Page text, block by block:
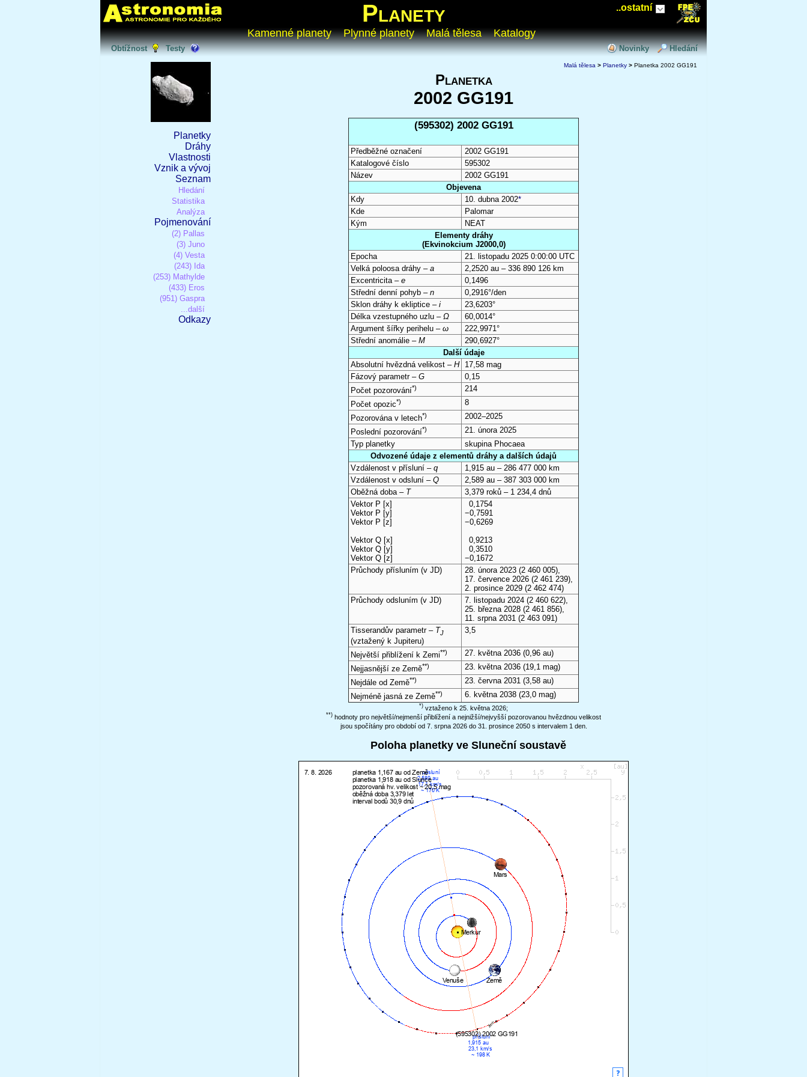
..ostatní
Planety
Kamenné planety Plynné planety Malá tělesa Katalogy
Obtížnost Testy Novinky Hledání
Planetky
Dráhy
Vlastnosti
Vznik a vývoj
Seznam
Hledání
Statistika
Analýza
Pojmenování
(2) Pallas
(3) Juno
(4) Vesta
(243) Ida
(253) Mathylde
(433) Eros
(951) Gaspra
...další
Odkazy
Malá tělesa > Planetky > Planetka 2002 GG191
Planetka
2002 GG191
(595302) 2002 GG191
Předběžné označení
2002 GG191
Katalogové číslo
595302
Název
2002 GG191
Objevena
Kdy
10. dubna 2002*
Kde
Palomar
Kým
NEAT
Elementy dráhy
(Ekvinokcium J2000,0)
Epocha
21. listopadu 2025 0:00:00 UTC
Velká poloosa dráhy – a
2,2520 au – 336 890 126 km
Excentricita – e
0,1496
Střední denní pohyb – n
0,2916°/den
Sklon dráhy k ekliptice – i
23,6203°
Délka vzestupného uzlu – Ω
60,0014°
Argument šířky perihelu – ω
222,9971°
Střední anomálie – M
290,6927°
Další údaje
Absolutní hvězdná velikost – H
17,58 mag
Fázový parametr – G
0,15
Počet pozorování*)
214
Počet opozic*)
8
Pozorována v letech*)
2002–2025
Poslední pozorování*)
21. února 2025
Typ planetky
skupina Phocaea
Odvozené údaje z elementů dráhy a dalších údajů
Vzdálenost v přísluní – q
1,915 au – 286 477 000 km
Vzdálenost v odsluní – Q
2,589 au – 387 303 000 km
Oběžná doba – T
3,379 roků – 1 234,4 dnů
Vektor P [x]
Vektor P [y]
Vektor P [z]
Vektor Q [x]
Vektor Q [y]
Vektor Q [z]
0,1754
−0,7591
−0,6269
0,9213
0,3510
−0,1672
Průchody přísluním (v JD) 28. února 2023 (2 460 005),
17. července 2026 (2 461 239),
2. prosince 2029 (2 462 474)
Průchody odsluním (v JD) 7. listopadu 2024 (2 460 622),
25. března 2028 (2 461 856),
11. srpna 2031 (2 463 091)
Tisserandův parametr – TJ
(vztažený k Jupiteru)
3,5
Největší přiblížení k Zemi**) 27. května 2036 (0,96 au)
Nejjasnější ze Země**) 23. května 2036 (19,1 mag)
Nejdále od Země**) 23. června 2031 (3,58 au)
Nejméně jasná ze Země**) 6. května 2038 (23,0 mag)
*) vztaženo k 25. května 2026;
**) hodnoty pro největší/nejmenší přiblížení a nejnižší/nejvyšší pozorovanou hvězdnou velikost
jsou spočítány pro období od 7. srpna 2026 do 31. prosince 2050 s intervalem 1 den.
Poloha planetky ve Sluneční soustavě